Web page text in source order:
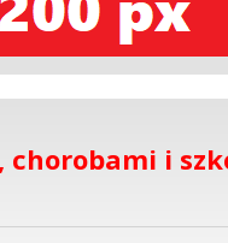
chorobami i